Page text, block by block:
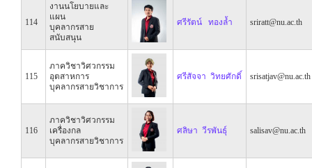
114
งานนโยบายและ
แผน
บุคลากรสาย
สนับสนุน
ศรีรัตน์ ทองล้ำ sriratt@nu.ac.th
115
ภาควิชาวิศวกรรม
อุตสาหการ
บุคลากรสายวิชาการ
ศรีสัจจา วิทยศักดิ์ srisatjav@nu.ac.th
116
ภาควิชาวิศวกรรม
เครื่องกล
บุคลากรสายวิชาการ
ศลิษา วีรพันธุ์ salisav@nu.ac.th